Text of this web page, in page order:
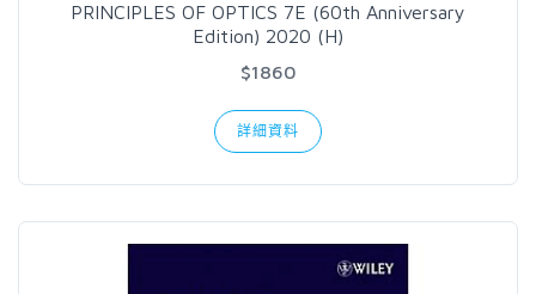
PRINCIPLES OF OPTICS 7E (60th Anniversary
Edition) 2020 (H)
$1860
詳細資料